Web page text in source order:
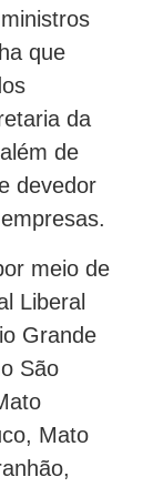
que
da
de
devedor
meio de
Liberal
Grande
São
Mato